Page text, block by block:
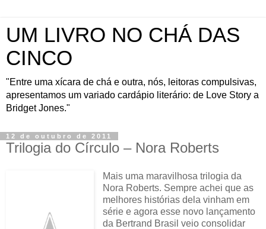
UM LIVRO NO CHÁ DAS
CINCO
"Entre uma xícara de chá e outra, nós, leitoras compulsivas,
apresentamos um variado cardápio literário: de Love Story a
Bridget Jones."
12 de outubro de 2011
Trilogia do Círculo – Nora Roberts
Mais uma maravilhosa trilogia da
Nora Roberts. Sempre achei que as
melhores histórias dela vinham em
série e agora esse novo lançamento
da Bertrand Brasil veio consolidar